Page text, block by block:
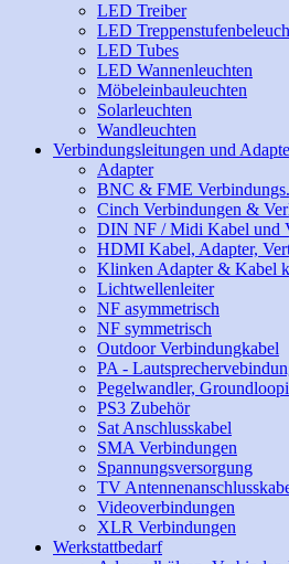
LED Treiber
LED
LED Tubes
LED Wannenleuchten
Möbeleinbauleuchten
Solarleuchten
Wandleuchten
Verbindungsleitungen und
Adapter
BNC & FME
Cinch Verbindungen &
DIN NF / Midi Kabel und
HDMI Kabel, Adapter,
Klinken Adapter & Kabel
Lichtwellenleiter
NF asymmetrisch
NF symmetrisch
Outdoor Verbindungkabel
PA -
Pegelwandler,
PS3 Zubehör
Sat Anschlusskabel
SMA Verbindungen
Spannungsversorgung
TV
Videoverbindungen
XLR Verbindungen
Werkstattbedarf